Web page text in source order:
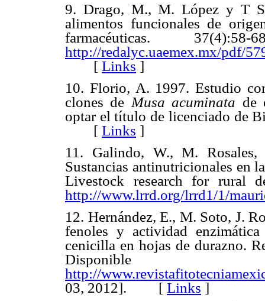
9. Drago, M., M. López y T
alimentos funcionales de
farmacéuticas.
http://redalyc.uaemex.mx/pdf/
[ Links ]
10. Florio, A. 1997. Estudio
clones de Musa acuminata de
optar el título de licenciado de
[ Links ]
11. Galindo, W., M.
Sustancias antinutricionales en
Livestock research for rural
http://www.lrrd.org/lrrd1/1/
12. Hernández, E., M. Soto, J.
fenoles y actividad
cenicilla en hojas de durazno.
http://
03, 2012]. [ Links ]